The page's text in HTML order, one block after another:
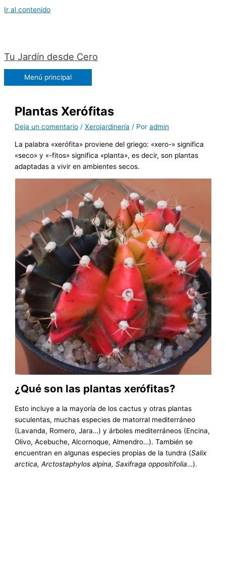
Ir al contenido
Tu Jardín desde Cero
Menú principal
Plantas Xerófitas
Deja un comentario /Xerojardinería / Poradmin
La palabra «xerófita» proviene del griego: «xero-» significa
«seco» y «-fitos» significa «planta», es decir, son plantas
adaptadas a vivir en ambientes secos.
¿Qué son las plantas xerófitas?
Esto incluye a la mayoría de los cactus y otras plantas
suculentas, muchas especies de matorral mediterráneo
(Lavanda, Romero, Jara…) y árboles mediterráneos (Encina,
Olivo, Acebuche, Alcornoque, Almendro…). También se
encuentran en algunas especies propias de la tundra (Salix
arctica, Arctostaphylos alpina, Saxifraga oppositifolia…).